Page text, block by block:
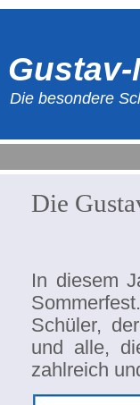
Die besondere
Die
In diesem
Schüler,
und alle,
zahlreich